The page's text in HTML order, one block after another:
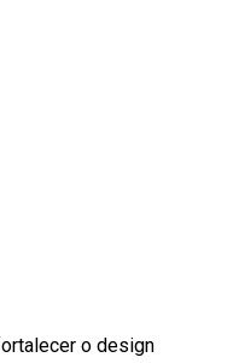
o design